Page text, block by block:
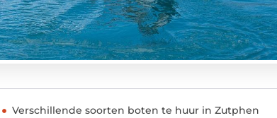
Verschillende soorten boten te huur in Zutphen